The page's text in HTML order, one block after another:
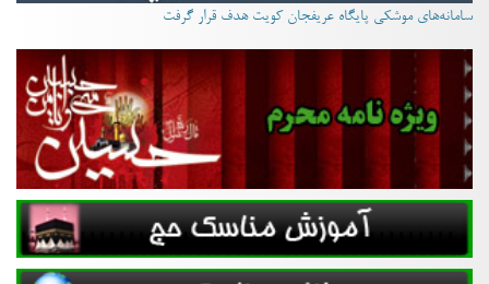
سامانه‌های موشکی پایگاه عریفجان کویت هدف قرار گرفت